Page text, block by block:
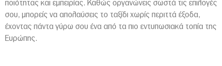
ποιότητας και εμπειρίας. Καθώς οργανώνεις σωστά τις επιλογές
σου, μπορείς να απολαύσεις το ταξίδι χωρίς περιττά έξοδα,
έχοντας πάντα γύρω σου ένα από τα πιο εντυπωσιακά τοπία της
Ευρώπης.